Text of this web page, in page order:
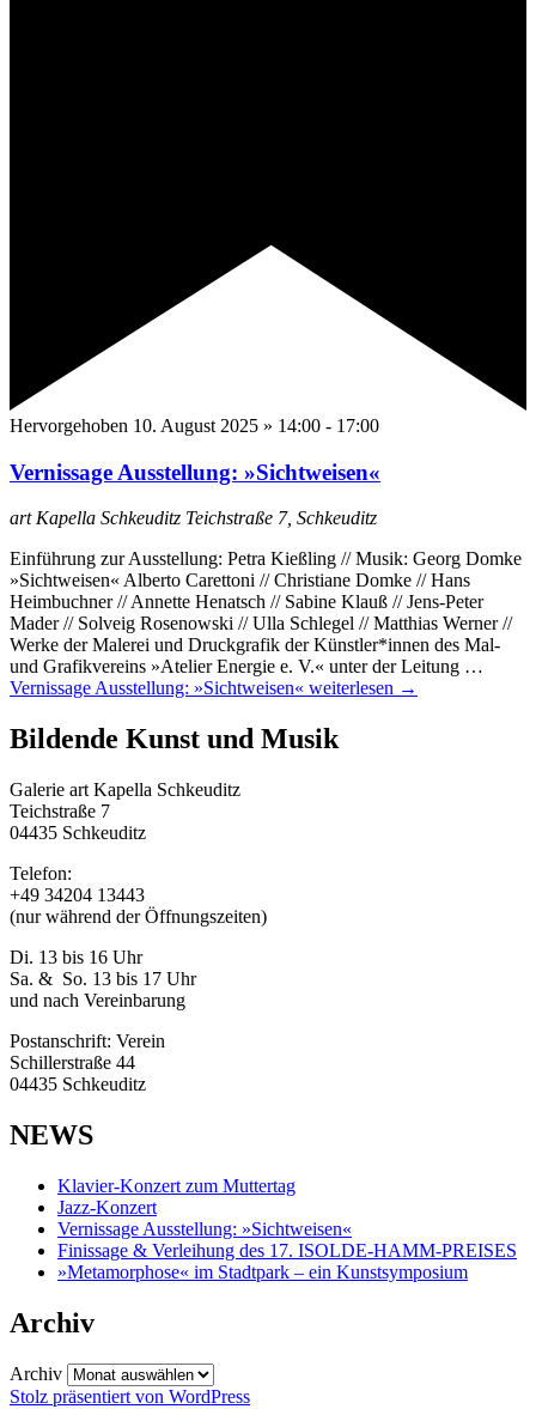
Hervorgehoben 10. August 2025 » 14:00 - 17:00
Vernissage Ausstellung: »Sichtweisen«
art Kapella Schkeuditz Teichstraße 7, Schkeuditz
Einführung zur Ausstellung: Petra Kießling // Musik: Georg Domke
»Sichtweisen« Alberto Carettoni // Christiane Domke // Hans
Heimbuchner // Annette Henatsch // Sabine Klauß // Jens-Peter
Mader // Solveig Rosenowski // Ulla Schlegel // Matthias Werner //
Werke der Malerei und Druckgrafik der Künstler*innen des Mal-
und Grafikvereins »Atelier Energie e. V.« unter der Leitung …
Vernissage Ausstellung: »Sichtweisen« weiterlesen →
Bildende Kunst und Musik
Galerie art Kapella Schkeuditz
Teichstraße 7
04435 Schkeuditz
Telefon:
+49 34204 13443
(nur während der Öffnungszeiten)
Di. 13 bis 16 Uhr
Sa. & So. 13 bis 17 Uhr
und nach Vereinbarung
Postanschrift: Verein
Schillerstraße 44
04435 Schkeuditz
NEWS
Klavier-Konzert zum Muttertag
Jazz-Konzert
Vernissage Ausstellung: »Sichtweisen«
Finissage & Verleihung des 17. ISOLDE-HAMM-PREISES
»Metamorphose« im Stadtpark – ein Kunstsymposium
Archiv
Archiv
Stolz präsentiert von WordPress